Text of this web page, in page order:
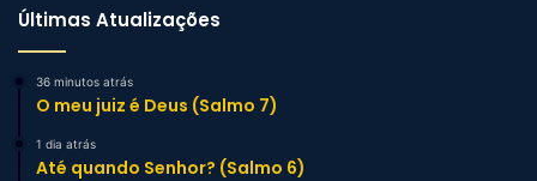
Últimas Atualizações
36 minutos atrás
O meu juiz é Deus (Salmo 7)
1 dia atrás
Até quando Senhor? (Salmo 6)